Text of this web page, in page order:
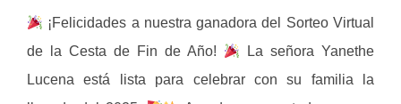
¡Felicidades a nuestra ganadora del Sorteo Virtual
de la Cesta de Fin de Año!
La señora Yanethe
Lucena está lista para celebrar con su familia la